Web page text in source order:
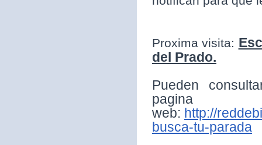
Proxima visita:
del Prado.
Pueden
pagina
web: http://
busca-tu-parada